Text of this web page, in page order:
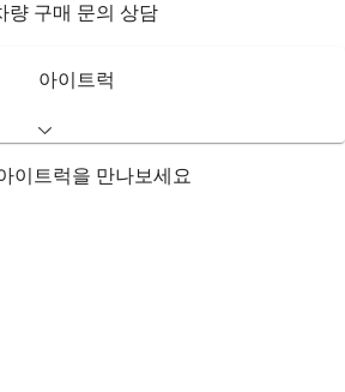
량 구매 문의 상담
아이트럭
이트럭을 만나보세요